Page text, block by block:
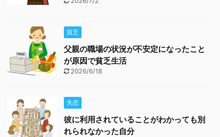
貧乏
父親の職場の状況が不安定になったこと
が原因で貧乏生活
2026/6/18
失恋
彼に利用されていることがわかっても別
れられなかった自分